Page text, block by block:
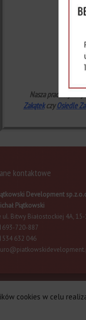
Nasza praca
ZakątekczyOsiedle
kontaktowe
Development
Piątkowski
ul. Bitwy Białostockiej 4A,
693-720-887
534 632 046
Finansowanie
cookies w celu